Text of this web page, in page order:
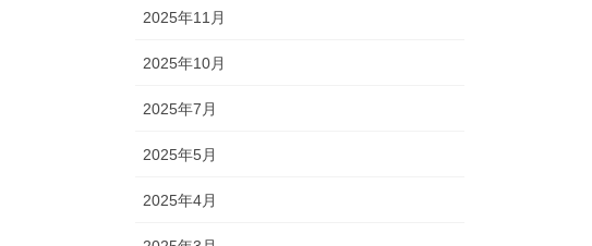
2025年11月
2025年10月
2025年7月
2025年5月
2025年4月